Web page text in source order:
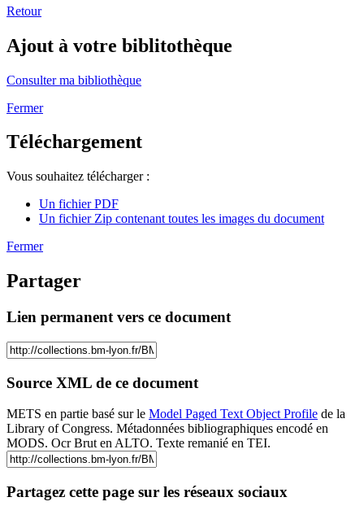
Retour
Ajout à votre biblitothèque
Consulter ma bibliothèque
Fermer
Téléchargement
Vous souhaitez télécharger :
Un fichier PDF
Un fichier Zip contenant toutes les images du document
Fermer
Partager
Lien permanent vers ce document
Source XML de ce document
METS en partie basé sur le Model Paged Text Object Profile de la
Library of Congress. Métadonnées bibliographiques encodé en
MODS. Ocr Brut en ALTO. Texte remanié en TEI.
Partagez cette page sur les réseaux sociaux